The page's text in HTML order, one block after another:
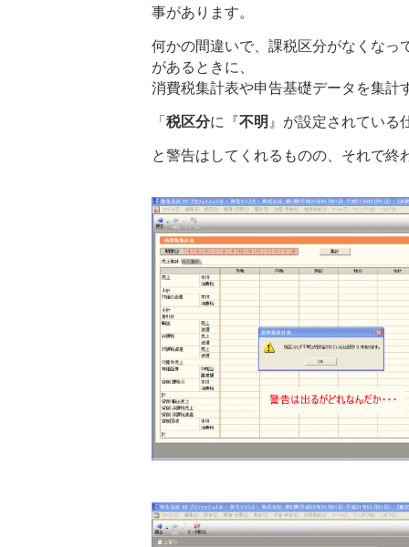
事があります。
何かの間違いで、課税区分がなくなっ
があるときに、
消費税集計表や申告基礎データを集計
「 税区分に『不明 』が設定されている
と警告はしてくれるものの、それで終